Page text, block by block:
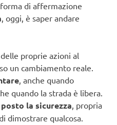
di affermazione
, oggi, è saper andare
proprie azioni al
un cambiamento reale.
, anche quando
quando la strada è libera.
la sicurezza, propria
dimostrare qualcosa.